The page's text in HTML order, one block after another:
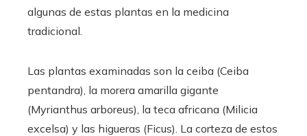
algunas de estas plantas en la medicina
tradicional.
Las plantas examinadas son la ceiba (Ceiba
pentandra), la morera amarilla gigante
(Myrianthus arboreus), la teca africana (Milicia
excelsa) y las higueras (Ficus). La corteza de estos